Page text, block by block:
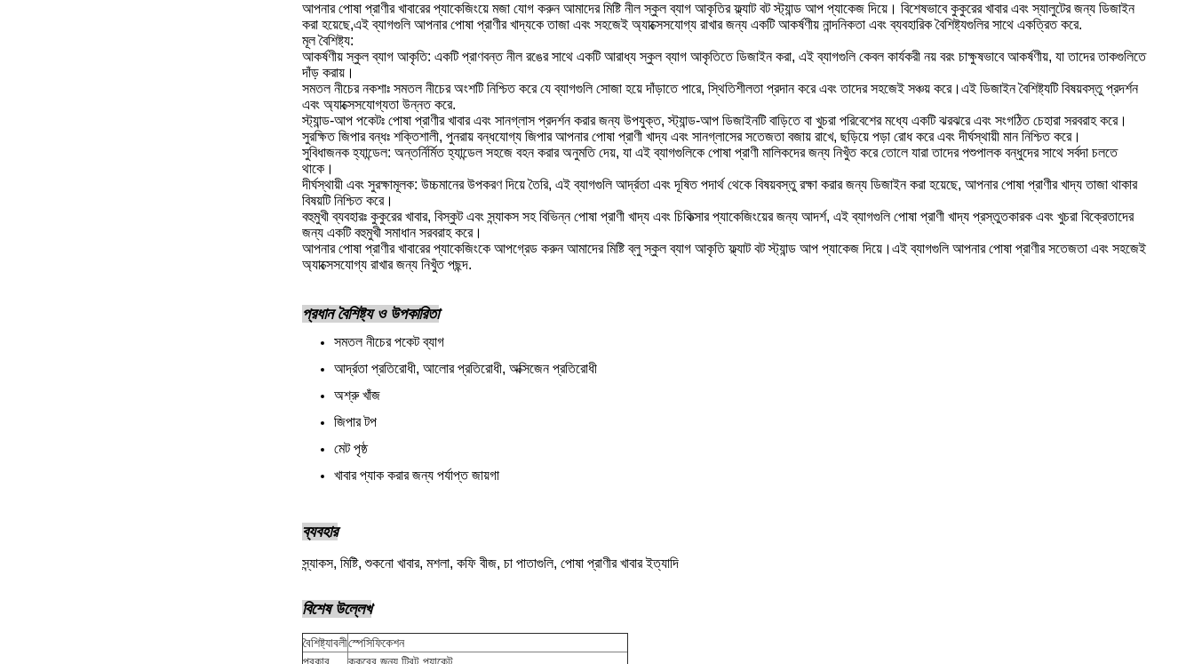
আপনার পোষা প্রাণীর খাবারের প্যাকেজিংয়ে মজা যোগ করুন আমাদের মিষ্টি নীল স্কুল ব্যাগ আকৃতির ফ্ল্যাট বট স্ট্যান্ড আপ প্যাকেজ দিয়ে। বিশেষভাবে কুকুরের খাবার এবং স্যালুটের জন্য ডিজাইন
করা হয়েছে,এই ব্যাগগুলি আপনার পোষা প্রাণীর খাদ্যকে তাজা এবং সহজেই অ্যাক্সেসযোগ্য রাখার জন্য একটি আকর্ষণীয় নান্দনিকতা এবং ব্যবহারিক বৈশিষ্ট্যগুলির সাথে একত্রিত করে.
মূল বৈশিষ্ট্য:
আকর্ষণীয় স্কুল ব্যাগ আকৃতি: একটি প্রাণবন্ত নীল রঙের সাথে একটি আরাধ্য স্কুল ব্যাগ আকৃতিতে ডিজাইন করা, এই ব্যাগগুলি কেবল কার্যকরী নয় বরং চাক্ষুষভাবে আকর্ষণীয়, যা তাদের তাকগুলিতে
দাঁড় করায়।
সমতল নীচের নকশাঃ সমতল নীচের অংশটি নিশ্চিত করে যে ব্যাগগুলি সোজা হয়ে দাঁড়াতে পারে, স্থিতিশীলতা প্রদান করে এবং তাদের সহজেই সঞ্চয় করে।এই ডিজাইন বৈশিষ্ট্যটি বিষয়বস্তু প্রদর্শন
এবং অ্যাক্সেসযোগ্যতা উন্নত করে.
স্ট্যান্ড-আপ পকেটঃ পোষা প্রাণীর খাবার এবং সানগ্লাস প্রদর্শন করার জন্য উপযুক্ত, স্ট্যান্ড-আপ ডিজাইনটি বাড়িতে বা খুচরা পরিবেশের মধ্যে একটি ঝরঝরে এবং সংগঠিত চেহারা সরবরাহ করে।
সুরক্ষিত জিপার বন্ধঃ শক্তিশালী, পুনরায় বন্ধযোগ্য জিপার আপনার পোষা প্রাণী খাদ্য এবং সানগ্লাসের সতেজতা বজায় রাখে, ছড়িয়ে পড়া রোধ করে এবং দীর্ঘস্থায়ী মান নিশ্চিত করে।
সুবিধাজনক হ্যান্ডেল: অন্তর্নির্মিত হ্যান্ডেল সহজে বহন করার অনুমতি দেয়, যা এই ব্যাগগুলিকে পোষা প্রাণী মালিকদের জন্য নিখুঁত করে তোলে যারা তাদের পশুপালক বন্ধুদের সাথে সর্বদা চলতে
থাকে।
দীর্ঘস্থায়ী এবং সুরক্ষামূলক: উচ্চমানের উপকরণ দিয়ে তৈরি, এই ব্যাগগুলি আর্দ্রতা এবং দূষিত পদার্থ থেকে বিষয়বস্তু রক্ষা করার জন্য ডিজাইন করা হয়েছে, আপনার পোষা প্রাণীর খাদ্য তাজা থাকার
বিষয়টি নিশ্চিত করে।
বহুমুখী ব্যবহারঃ কুকুরের খাবার, বিস্কুট এবং স্ন্যাকস সহ বিভিন্ন পোষা প্রাণী খাদ্য এবং চিকিত্সার প্যাকেজিংয়ের জন্য আদর্শ, এই ব্যাগগুলি পোষা প্রাণী খাদ্য প্রস্তুতকারক এবং খুচরা বিক্রেতাদের
জন্য একটি বহুমুখী সমাধান সরবরাহ করে।
আপনার পোষা প্রাণীর খাবারের প্যাকেজিংকে আপগ্রেড করুন আমাদের মিষ্টি ব্লু স্কুল ব্যাগ আকৃতি ফ্ল্যাট বট স্ট্যান্ড আপ প্যাকেজ দিয়ে।এই ব্যাগগুলি আপনার পোষা প্রাণীর সতেজতা এবং সহজেই
অ্যাক্সেসযোগ্য রাখার জন্য নিখুঁত পছন্দ.
প্রধান বৈশিষ্ট্য ও উপকারিতা
সমতল নীচের পকেট ব্যাগ
আর্দ্রতা প্রতিরোধী, আলোর প্রতিরোধী, অক্সিজেন প্রতিরোধী
অশ্রু খাঁজ
জিপার টপ
মেট পৃষ্ঠ
খাবার প্যাক করার জন্য পর্যাপ্ত জায়গা
ব্যবহার
স্ন্যাকস, মিষ্টি, শুকনো খাবার, মশলা, কফি বীজ, চা পাতাগুলি, পোষা প্রাণীর খাবার ইত্যাদি
বিশেষ উল্লেখ
বৈশিষ্ট্যাবলীস্পেসিফিকেশন